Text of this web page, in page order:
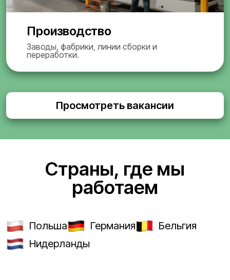
Производство
Заводы, фабрики, линии сборки и
переработки.
Просмотреть вакансии
Страны, где мы
работаем
Польша Германия
Бельгия
Нидерланды